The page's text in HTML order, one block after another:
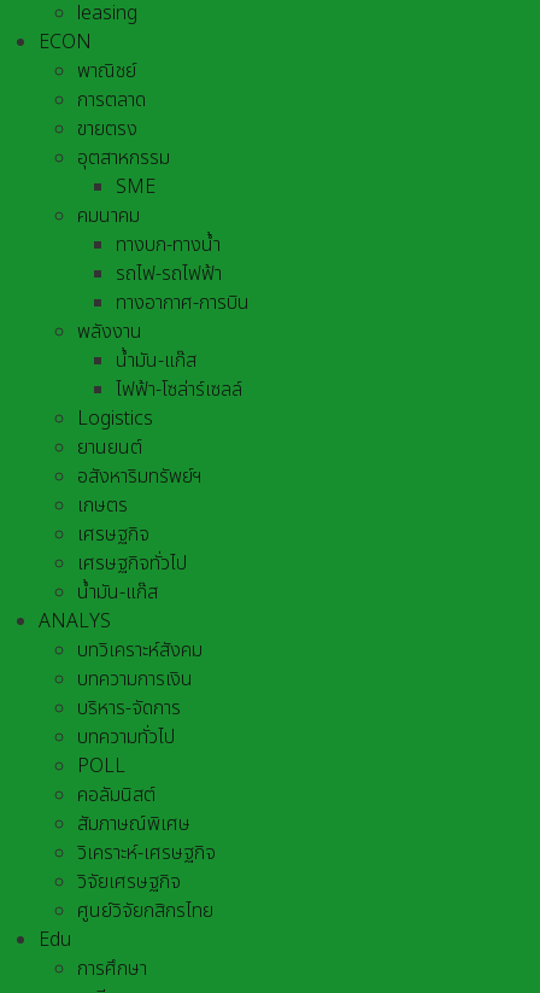
leasing
ECON
พาณิชย์
การตลาด
ขายตรง
อุตสาหกรรม
SME
คมนาคม
ทางบก-ทางน้ำ
รถไฟ-รถไฟฟ้า
ทางอากาศ-การบิน
พลังงาน
น้ำมัน-แก๊ส
ไฟฟ้า-โซล่าร์เซลล์
Logistics
ยานยนต์
อสังหาริมทรัพย์ฯ
เกษตร
เศรษฐกิจ
เศรษฐกิจทั่วไป
น้ำมัน-แก๊ส
ANALYS
บทวิเคราะห์สังคม
บทความการเงิน
บริหาร-จัดการ
บทความทั่วไป
POLL
คอลัมนิสต์
สัมภาษณ์พิเศษ
วิเคราะห์-เศรษฐกิจ
วิจัยเศรษฐกิจ
ศูนย์วิจัยกสิกรไทย
Edu
การศึกษา